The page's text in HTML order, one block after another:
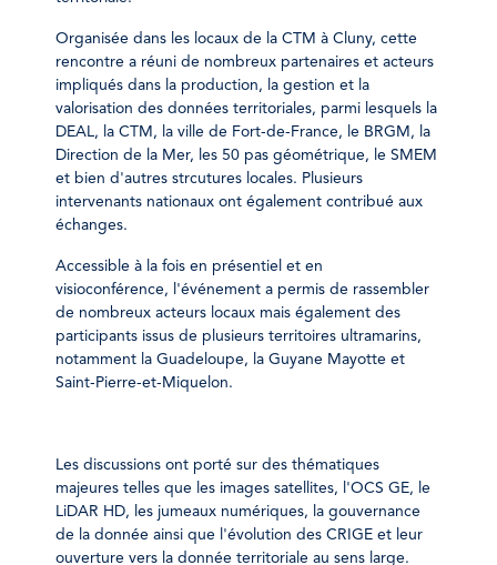
Organisée dans les locaux de la CTM à Cluny, cette
rencontre a réuni de nombreux partenaires et acteurs
impliqués dans la production, la gestion et la
valorisation des données territoriales, parmi lesquels la
DEAL, la CTM, la ville de Fort-de-France, le BRGM, la
Direction de la Mer, les 50 pas géométrique, le SMEM
et bien d'autres strcutures locales. Plusieurs
intervenants nationaux ont également contribué aux
échanges.
Accessible à la fois en présentiel et en
visioconférence, l'événement a permis de rassembler
de nombreux acteurs locaux mais également des
participants issus de plusieurs territoires ultramarins,
notamment la Guadeloupe, la Guyane Mayotte et
Saint-Pierre-et-Miquelon.
Les discussions ont porté sur des thématiques
majeures telles que les images satellites, l'OCS GE, le
LiDAR HD, les jumeaux numériques, la gouvernance
de la donnée ainsi que l'évolution des CRIGE et leur
ouverture vers la donnée territoriale au sens large.